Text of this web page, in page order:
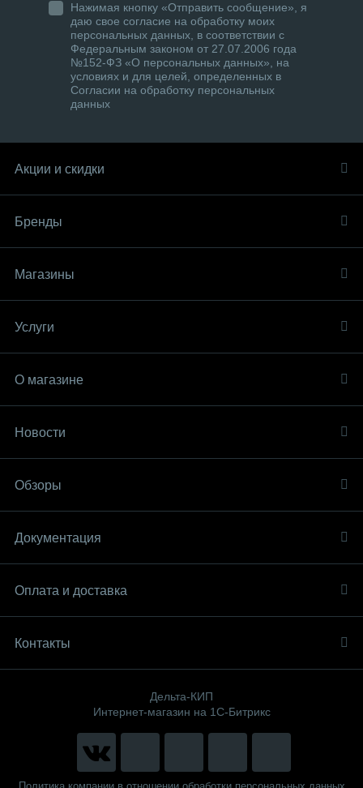
Нажимая кнопку «Отправить сообщение», я
даю свое согласие на обработку моих
персональных данных, в соответствии с
Федеральным законом от 27.07.2006 года
№152-ФЗ «О персональных данных», на
условиях и для целей, определенных в
Согласии на обработку персональных
данных
Акции и скидки
Бренды
Магазины
Услуги
О магазине
Новости
Обзоры
Документация
Оплата и доставка
Контакты
Дельта-КИП
Интернет-магазин на 1С-Битрикс